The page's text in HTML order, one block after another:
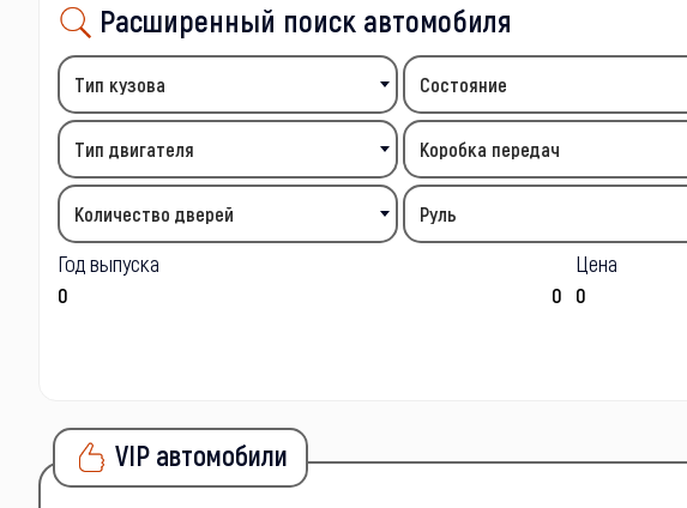
Расширенный поиск автомобиля
Тип кузова Состояние
Тип двигателя Коробка передач
Количество дверей Руль
Год выпуска Цена
VIP автомобили